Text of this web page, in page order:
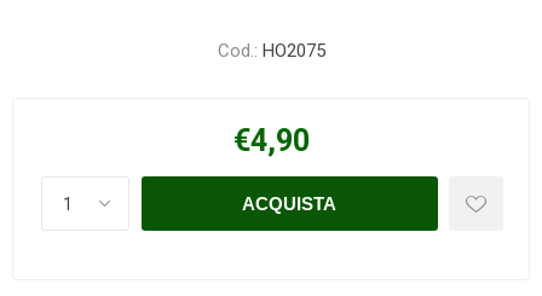
Cod.: HO2075
€4,90